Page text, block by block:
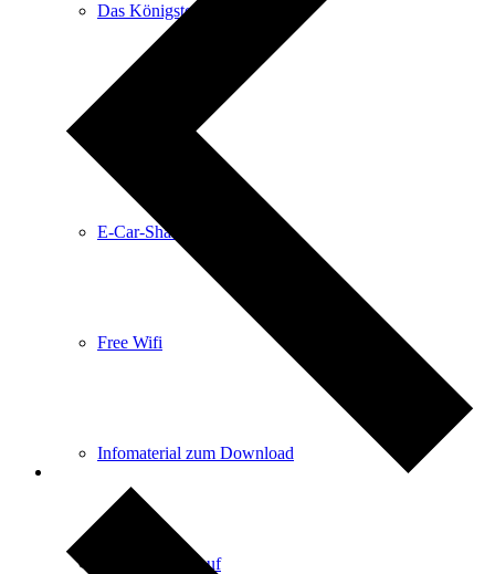
Das Königsteiner Lädchen
E-Car-Sharing
Free Wifi
Infomaterial zum Download
Kartenvorverkauf